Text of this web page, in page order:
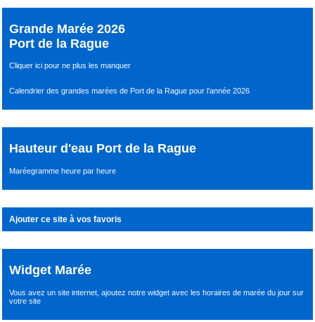
Grande Marée 2026
Port de la Rague
Cliquer ici pour ne plus les manquer
Calendrier des grandes marées de Port de la Rague pour l’année 2026
Hauteur d'eau Port de la Rague
Maréegramme heure par heure
Ajouter ce site à vos favoris
Widget Marée
Vous avez un site internet,ajoutez notre widget avec les horaires de marée du joursur
votre site